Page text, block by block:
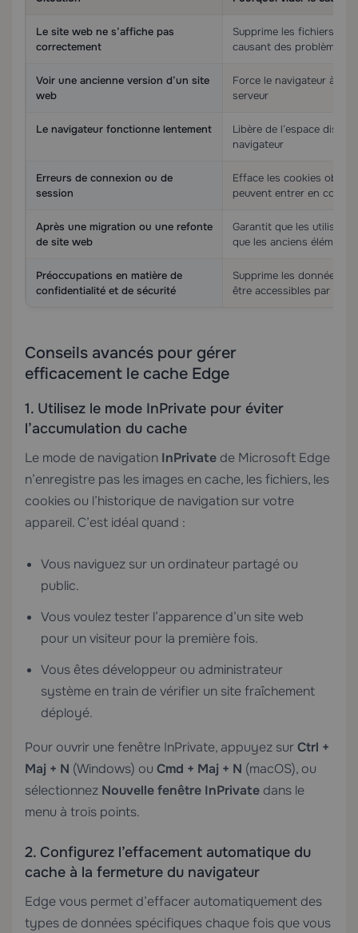
Le site web ne s’affiche pas
correctement
Supprime les fichiers en
causant des problèmes
Voir une ancienne version d’un site
web
Force le navigateur à
serveur
Le navigateur fonctionne lentement
Libère de l’espace
navigateur
Erreurs de connexion ou de
session
Efface les cookies
peuvent entrer en conflit
Après une migration ou une refonte
de site web
Garantit que les
que les anciens
Préoccupations en matière de
confidentialité et de sécurité
Supprime les données
être accessibles par
Conseils avancés pour gérer
efficacement le cache Edge
1. Utilisez le mode InPrivate pour éviter
l’accumulation du cache
Le mode de navigation InPrivate de Microsoft Edge
n’enregistre pas les images en cache, les fichiers, les
cookies ou l’historique de navigation sur votre
appareil. C’est idéal quand :
Vous naviguez sur un ordinateur partagé ou
public.
Vous voulez tester l’apparence d’un site web
pour un visiteur pour la première fois.
Vous êtes développeur ou administrateur
système en train de vérifier un site fraîchement
déployé.
Pour ouvrir une fenêtre InPrivate, appuyez surCtrl +
Maj + N (Windows) ou Cmd + Maj + N (macOS), ou
sélectionnez Nouvelle fenêtre InPrivate dans le
menu à trois points.
2. Configurez l’effacement automatique du
cache à la fermeture du navigateur
Edge vous permet d’effacer automatiquement des
types de données spécifiques chaque fois que vous